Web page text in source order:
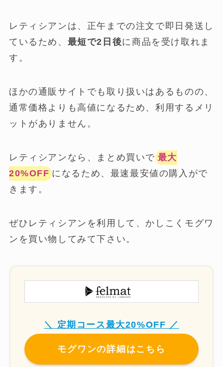
レティシアンは、正午までの注文で即日発送し
ているため、 最短で2日後に商品を受け取れま
す。
ほかの通販サイトでも取り扱いはあるものの、
通常価格よりも高値になるため、利用するメリ
ットがありません。
レティシアンなら、まとめ買いで 最大
20%OFF になるため、最速最安値の購入がで
きます。
ぜひレティシアンを利用して、かしこくモグワ
ンを買い物してみて下さい。
＼ 定期コース最大20%OFF ／
モグワンの詳細はこちら